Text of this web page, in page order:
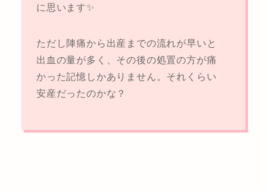
に思います✨
ただし陣痛から出産までの流れが早いと
出血の量が多く、その後の処置の方が痛
かった記憶しかありません。それくらい
安産だったのかな？